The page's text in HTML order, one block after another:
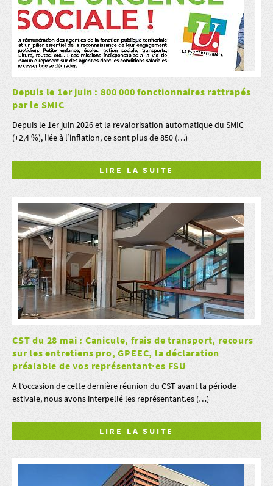
Depuis le 1er juin : 800 000 fonctionnaires rattrapés
par le SMIC
Depuis le 1er juin 2026 et la revalorisation automatique du SMIC
(+2,4 %), liée à l’inflation, ce sont plus de 850 (…)
LIRE LA SUITE
CST du 28 mai : Canicule, frais de transport, recours
sur les entretiens pro, GPEEC, la déclaration
préalable de vos représentant·es FSU
A l’occasion de cette dernière réunion du CST avant la période
estivale, nous avons interpellé les représentant.es (…)
LIRE LA SUITE